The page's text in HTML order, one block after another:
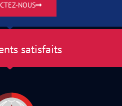
NOUS
satisfaits